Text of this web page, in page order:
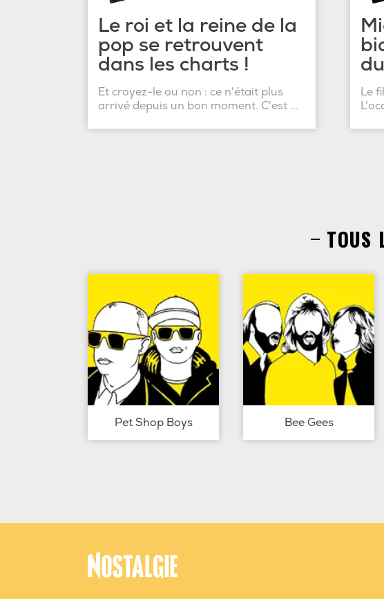
Le roi et la reine de la
pop se retrouvent
dans les charts !
Et croyez-le ou non : ce n'était plus
arrivé depuis un bon moment. C'est ...
Le
TOUS
Pet Shop Boys Bee Gees